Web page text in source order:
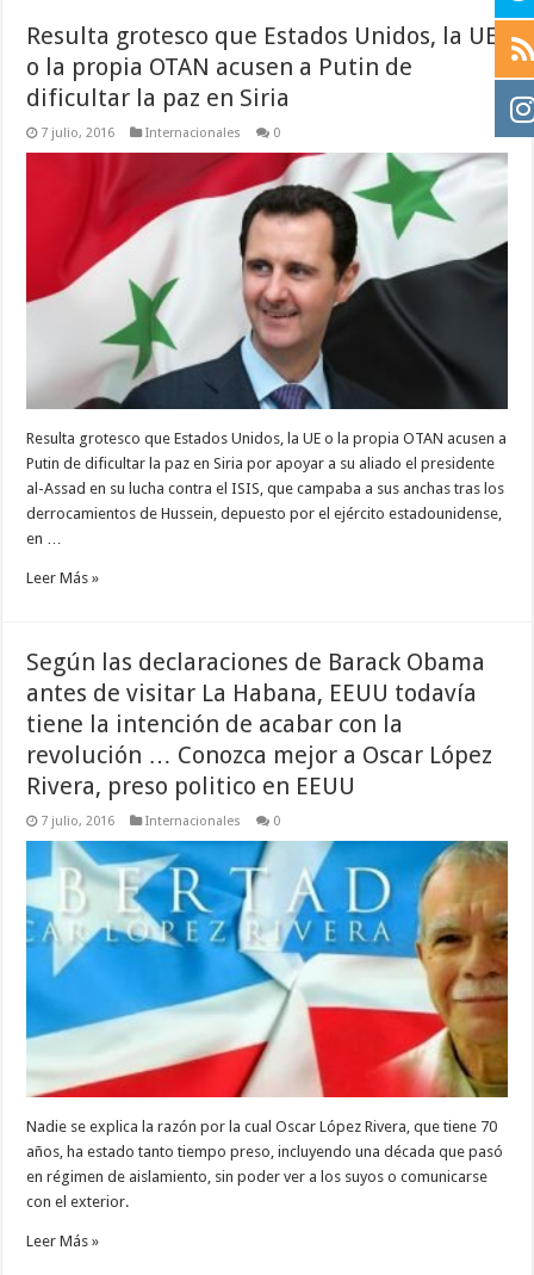
Resulta grotesco que Estados Unidos, la UE
o la propia OTAN acusen a Putin de
dificultar la paz en Siria
7 julio, 2016 Internacionales 0
Resulta grotesco que Estados Unidos, la UE o la propia OTAN acusen a
Putin de dificultar la paz en Siria por apoyar a su aliado el presidente
al-Assad en su lucha contra el ISIS, que campaba a sus anchas tras los
derrocamientos de Hussein, depuesto por el ejército estadounidense,
en …
Leer Más »
Según las declaraciones de Barack Obama
antes de visitar La Habana, EEUU todavía
tiene la intención de acabar con la
revolución … Conozca mejor a Oscar López
Rivera, preso politico en EEUU
7 julio, 2016 Internacionales 0
Nadie se explica la razón por la cual Oscar López Rivera, que tiene 70
años, ha estado tanto tiempo preso, incluyendo una década que pasó
en régimen de aislamiento, sin poder ver a los suyos o comunicarse
con el exterior.
Leer Más »